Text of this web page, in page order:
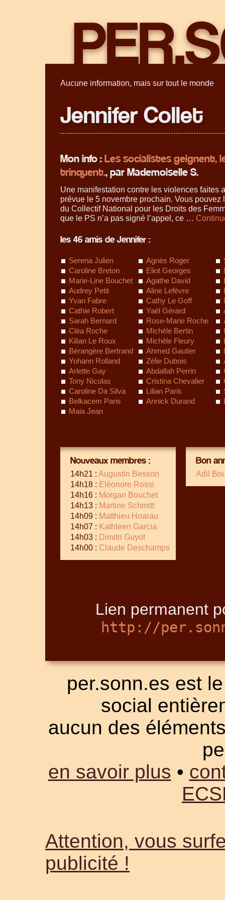
Aucune information, mais sur tout le monde
Jennifer Collet
Mon info :Les socialistes geignent,
trinquent., par Mademoiselle S.
Une manifestation contre les violences faites
prévue le 5 novembre prochain. Vous pouvez
du Collectif National pour les Droits des
que le PS n’a pas signé l’appel, ce …
les 46 amis de Jennifer :
Serena Julien Agnès Roger
Caroline Breton
Eliot Georges
Marie-Line Bouchet
Agathe David
Audrey Petit
Aline Lefèvre
Yvan Fabre
Cathy Le Goff
Cathie Robert
Yaël Gérard
Sarah Bernard
Rose-Marie Roche
Cléa Roche
Michèle Bertin
Kilian Le Roux
Michèle Fleury
Bérangère Bertrand
Ahmed Gautier
Yohann Rolland
Zélie Dubois
Arlette Gay
Abdallah Perrin
Tony Nicolas
Cristina Chevalier
Caroline Da Silva
Lilian Paris
Belkacem Paris
Annick Durand
Maia Jean
Nouveaux membres :
14h21 : Augustin Besson
14h18 : Eléonore Rossi
14h16 : Morgan Bouchet
14h13 : Martine Schmitt
14h09 : Matthieu Hoarau
14h07 : Kathleen Garcia
14h03 : Dimitri Guyot
14h00 : Claude Deschamps
Bon
Adil
Lien permanent
http://
per.sonn.es est
social
aucun des
en savoir plus •
Attention, vous
publicité !